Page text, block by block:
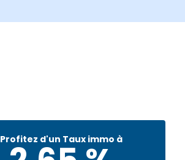
Profitez d'un Taux immo à